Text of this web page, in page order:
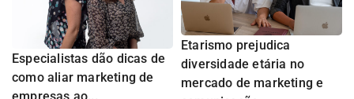
Especialistas dão dicas de
como aliar marketing de
empresas ao...
Etarismo prejudica
diversidade etária no
mercado de marketing e